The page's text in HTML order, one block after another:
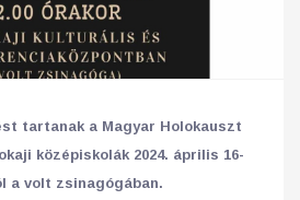
tartanak a Magyar Holokauszt
középiskolák 2024. április 16-
a volt zsinagógában.